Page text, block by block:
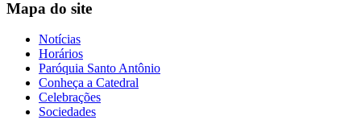
Mapa do site
Notícias
Horários
Paróquia Santo Antônio
Conheça a Catedral
Celebrações
Sociedades